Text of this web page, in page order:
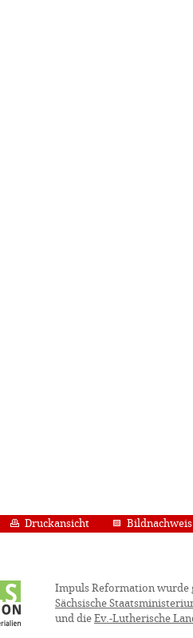
Druckansicht Bildnachweis
Impuls Reformation wurde
Sächsische
und die Ev.-Lutherische